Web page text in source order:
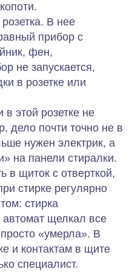
В нее
прибор с
фен,
не запускается,
в розетке или
этой розетке не
дело почти точно не в
нужен электрик, а
на панели стиралки.
в щиток с отверткой,
стирке регулярно
стирка
автомат щелкал все
«умерла». В
и контактам в щите
специалист.